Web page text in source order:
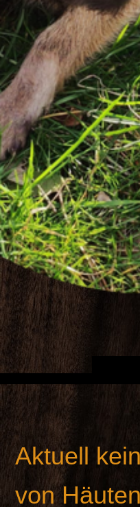
Balgservice
Aktuell
von